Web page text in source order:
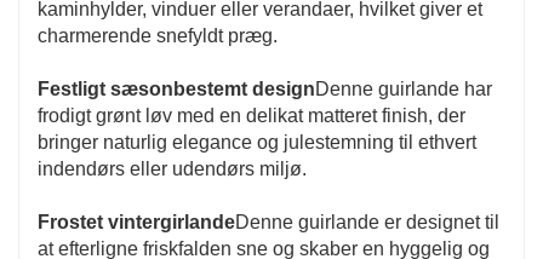
Det lette design sikrer nem opsætning og
ophængning, hvilket giver dig friheden til at
skabe en unik udstilling.
kaminhylder, vinduer eller verandaer, hvilket giver et
charmerende snefyldt præg.
Festligt sæsonbestemt designDenne guirlande har
frodigt grønt løv med en delikat matteret finish, der
bringer naturlig elegance og julestemning til ethvert
indendørs eller udendørs miljø.
Frostet vintergirlandeDenne guirlande er designet til
at efterligne friskfalden sne og skaber en hyggelig og